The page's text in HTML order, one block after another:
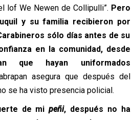
lof We Newen de Collipulli”. Pero
y su familia recibieron por
sólo días antes de su
en la comunidad, desde
que hayan uniformados
asegura que después del
se ha visto presencia policial.
de mipeñi, después no ha